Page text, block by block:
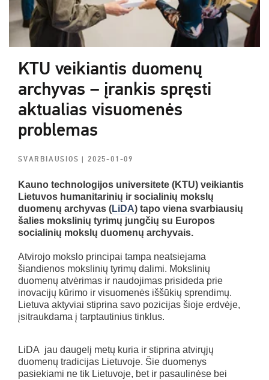
KTU veikiantis duomenų
archyvas – įrankis spręsti
aktualias visuomenės
problemas
SVARBIAUSIOS| 2025-01-09
Kauno technologijos universitete (KTU) veikiantis
Lietuvos humanitarinių ir socialinių mokslų
duomenų archyvas (LiDA) tapo viena svarbiausių
šalies mokslinių tyrimų jungčių su Europos
socialinių mokslų duomenų archyvais.
Atvirojo mokslo principai tampa neatsiejama
šiandienos mokslinių tyrimų dalimi. Mokslinių
duomenų atvėrimas ir naudojimas prisideda prie
inovacijų kūrimo ir visuomenės iššūkių sprendimų.
Lietuva aktyviai stiprina savo pozicijas šioje erdvėje,
įsitraukdama į tarptautinius tinklus.
LiDA jau daugelį metų kuria ir stiprina atvirųjų
duomenų tradicijas Lietuvoje. Šie duomenys
pasiekiami ne tik Lietuvoje, bet ir pasaulinėse bei